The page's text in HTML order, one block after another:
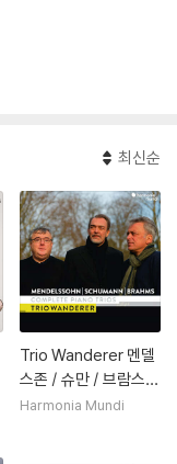
최신순
Trio Wanderer 멘델
스존 / 슈만 / 브람스:
피아노 트리오 전곡
Harmonia Mundi